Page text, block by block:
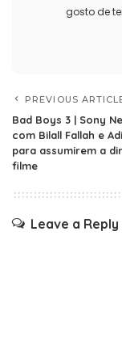
gosto de
PREVIOUS
Bad Boys 3 | Sony
com Bilall Fallah e
para assumirem a
filme
Leave a Reply